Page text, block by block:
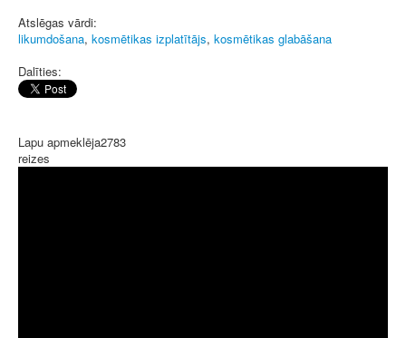
Atslēgas vārdi:
likumdošana, kosmētikas izplatītājs, kosmētikas glabāšana
Dalīties:
Lapu apmeklēja2783
reizes